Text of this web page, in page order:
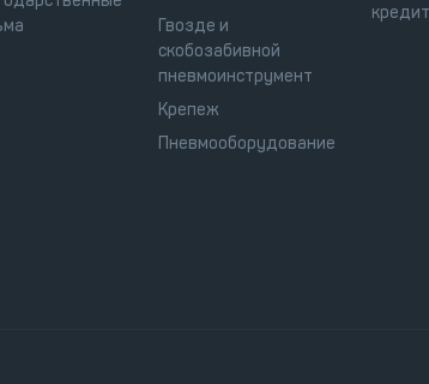
Гвозде и
скобозабивной
пневмоинструмент
Крепеж
Пневмооборудование